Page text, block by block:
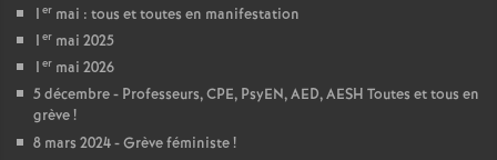
d
1 er mai : tous et toutes en manifestation
1 er mai 2025
1 er mai 2026
5 décembre - Professeurs, CPE, PsyEN, AED, AESH Toutes et tous en
grève!
8 mars 2024 - Grève féministe!